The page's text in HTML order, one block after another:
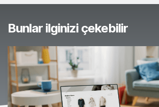
Bunlar ilginizi çekebilir